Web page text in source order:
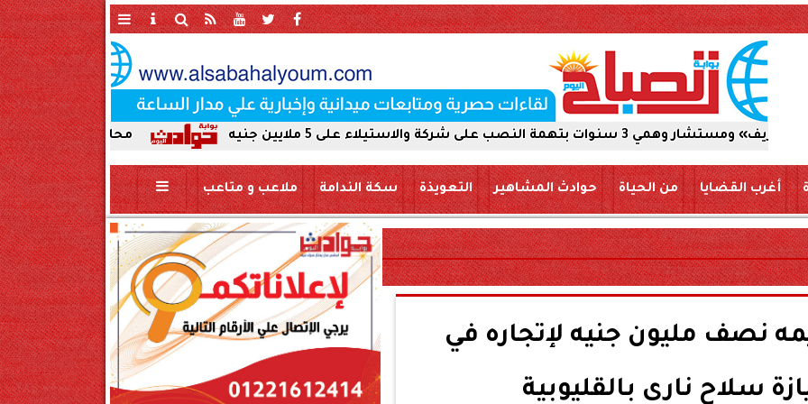
محافظ سوهاج يحيل واقعة ردم نهر شركة والاستيلاء على 5 ملايين جنيه
أغرب القضايا من الحياة حوادث المشاهير التعويذة سكة الندامة ملاعب و متاعب
نصف مليون جنيه لإتجاره في
سلاح نارى بالقليوبية